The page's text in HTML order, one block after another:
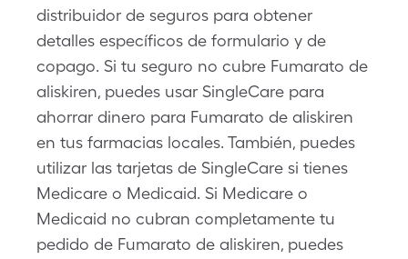
distribuidor de seguros para obtener
detalles específicos de formulario y de
copago. Si tu seguro no cubre Fumarato de
aliskiren, puedes usar SingleCare para
ahorrar dinero para Fumarato de aliskiren
en tus farmacias locales. También, puedes
utilizar las tarjetas de SingleCare si tienes
Medicare o Medicaid. Si Medicare o
Medicaid no cubran completamente tu
pedido de Fumarato de aliskiren, puedes